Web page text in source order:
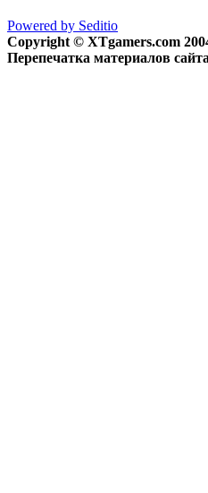
Powered by Seditio
Copyright © XTgamers.com
Перепечатка материалов